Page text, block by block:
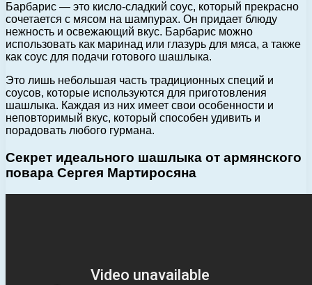
Барбарис — это кисло-сладкий соус, который прекрасно
сочетается с мясом на шампурах. Он придает блюду
нежность и освежающий вкус. Барбарис можно
использовать как маринад или глазурь для мяса, а также
как соус для подачи готового шашлыка.
Это лишь небольшая часть традиционных специй и
соусов, которые используются для приготовления
шашлыка. Каждая из них имеет свои особенности и
неповторимый вкус, который способен удивить и
порадовать любого гурмана.
Секрет идеального шашлыка от армянского
повара Сергея Мартиросяна